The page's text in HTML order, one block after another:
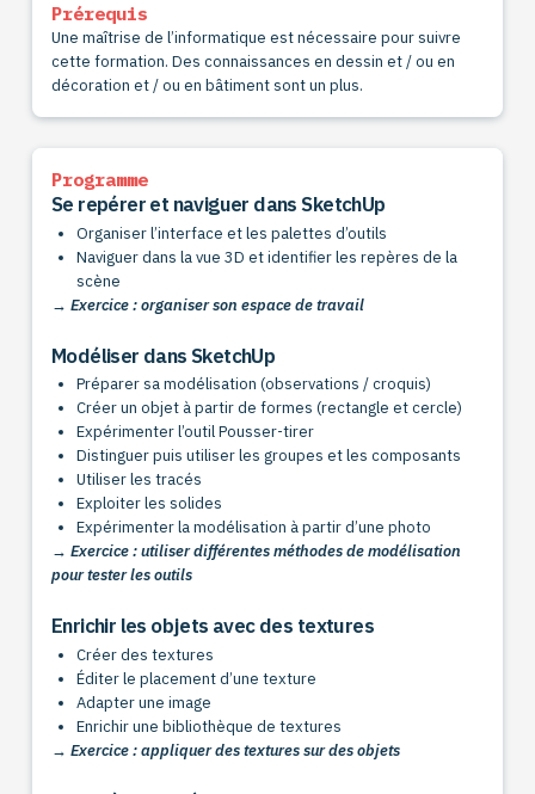
Prérequis
Une maîtrise de l’informatique est nécessaire pour suivre
cette formation. Des connaissances en dessin et / ou en
décoration et / ou en bâtiment sont un plus.
Programme
Se repérer et naviguer dans SketchUp
Organiser l’interface et les palettes d’outils
Naviguer dans la vue 3D et identifier les repères de la
scène
→ Exercice : organiser son espace de travail
Modéliser dans SketchUp
Préparer sa modélisation (observations / croquis)
Créer un objet à partir de formes (rectangle et cercle)
Expérimenter l’outil Pousser-tirer
Distinguer puis utiliser les groupes et les composants
Utiliser les tracés
Exploiter les solides
Expérimenter la modélisation à partir d’une photo
→ Exercice : utiliser différentes méthodes de modélisation
pour tester les outils
Enrichir les objets avec des textures
Créer des textures
Éditer le placement d’une texture
Adapter une image
Enrichir une bibliothèque de textures
→ Exercice : appliquer des textures sur des objets